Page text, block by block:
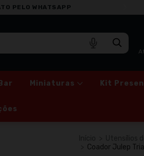
PELO WHATSAPP
Miniaturas Kit
Coador Julep